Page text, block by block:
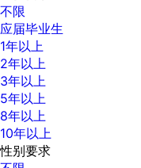
不限
应届毕业生
1年以上
2年以上
3年以上
5年以上
8年以上
10年以上
性别要求